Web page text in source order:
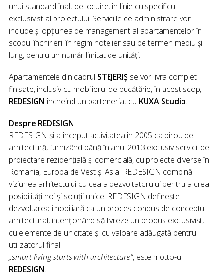
unui standard înalt de locuire, în linie cu specificul
exclusivist al proiectului. Serviciile de administrare vor
include şi opțiunea de management al apartamentelor în
scopul închirierii în regim hotelier sau pe termen mediu și
lung, pentru un număr limitat de unități.
Apartamentele din cadrul STEJERIŞ se vor livra complet
finisate, inclusiv cu mobilierul de bucătărie, în acest scop,
REDESIGNîncheind un parteneriat cu KUXA Studio.
Despre REDESIGN
REDESIGN şi-a început activitatea în 2005 ca birou de
arhitectură, furnizând până în anul 2013 exclusiv servicii de
proiectare rezidențială şi comercială, cu proiecte diverse în
Romania, Europa de Vest şi Asia. REDESIGN combină
viziunea arhitectului cu cea a dezvoltatorului pentru a crea
posibilități noi și soluţii unice. REDESIGN definește
dezvoltarea imobiliară ca un proces condus de conceptul
arhitectural, intenționând să livreze un produs exclusivist,
cu elemente de unicitate şi cu valoare adăugată pentru
utilizatorul final.
„smart living starts with architecture”, este motto-ul
REDESIGN.